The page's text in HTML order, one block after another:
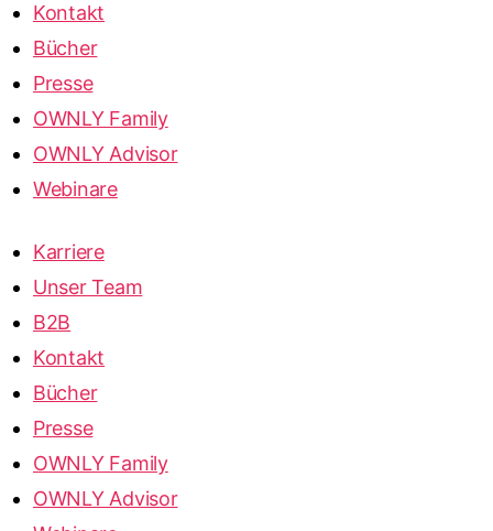
Kontakt
Bücher
Presse
OWNLY Family
OWNLY Advisor
Webinare
Karriere
Unser Team
B2B
Kontakt
Bücher
Presse
OWNLY Family
OWNLY Advisor